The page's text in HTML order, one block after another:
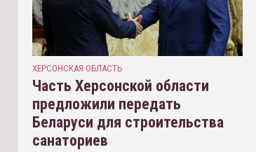
ХЕРСОНСКАЯ ОБЛАСТЬ
Часть Херсонской области
предложили передать
Беларуси для строительства
санаториев